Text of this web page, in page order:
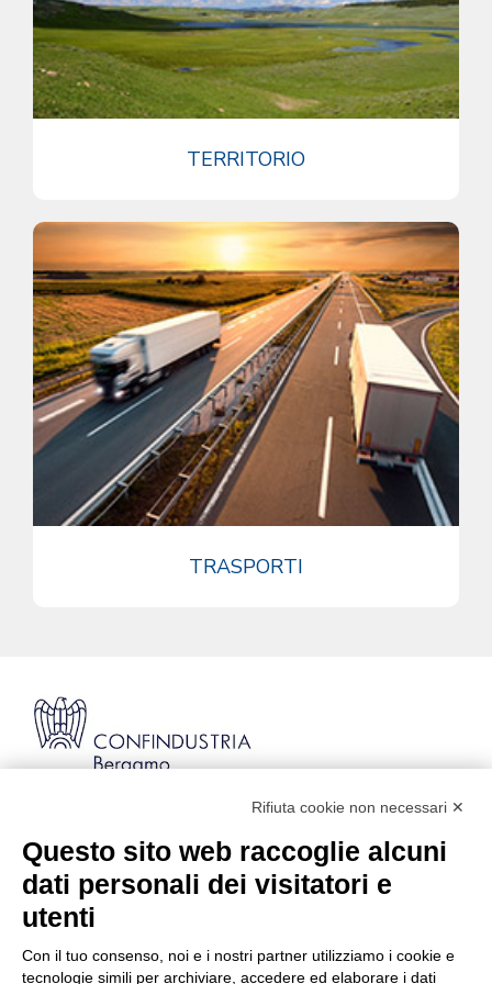
TERRITORIO
TRASPORTI
Codice Fiscale: 80021750163 | PEC:
info@pec.confindustriabergamo.it
CONFINDUSTRIA BERGAMO
Rifiuta cookie non necessari ✕
Questo sito web raccoglie alcuni
dati personali dei visitatori e
utenti
Con il tuo consenso, noi e i nostri partner utilizziamo i cookie e
tecnologie simili per archiviare, accedere ed elaborare i dati